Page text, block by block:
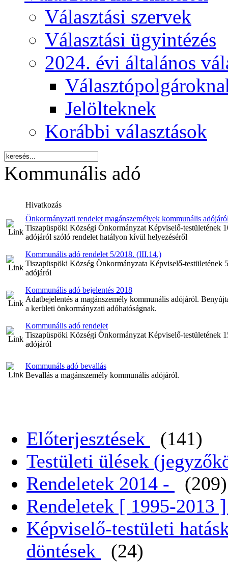
Választási szervek
Választási ügyintézés
2024. évi általános
Jelölteknek
Korábbi választások
Kommunális adó
Hivatkozás
Önkormányzati rendelet magánszemélyek kommunális
Tiszapüspöki Községi Önkormányzat Képviselő-testületének
adójáról szóló rendelet hatályon kívül helyezéséről
Kommunális adó rendelet 5/2018. (III.14.)
Tiszapüspöki Község Önkormányzata Képviselő-
adójáról
Kommunális adó bejelentés 2018
Adatbejelentés a magánszemély kommunális adójáról.
a kerületi önkormányzati adóhatóságnak.
Kommunális adó rendelet
Tiszapüspöki Községi Önkormányzat Képviselő-testületének
adójáról
Kommunáls adó bevallás
Bevallás a magánszemély kommunális adójáról.
Előterjesztések
(141)
Testületi ülések
Rendeletek 2014 -
(209)
Rendeletek [ 1995-2013
Képviselő-testületi
döntések
(24)